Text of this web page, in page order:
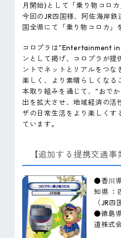
月開始)として「乗り物コロカ
今回のJR四国様、阿佐海岸鉄
国全県にて「乗り物コロカ」
コロプラは"Entertainment in
ンとして掲げ、コロプラが提
ントでネットとリアルをつな
楽しく、より素晴らしくなる
本取り組みを通じて、"おで
出を拡大させ、地域経済の活
ザの日常生活をより楽しくす
ています。
【追加する提携交通
●香川
知県 ：
（JR四
●徳島
道株式